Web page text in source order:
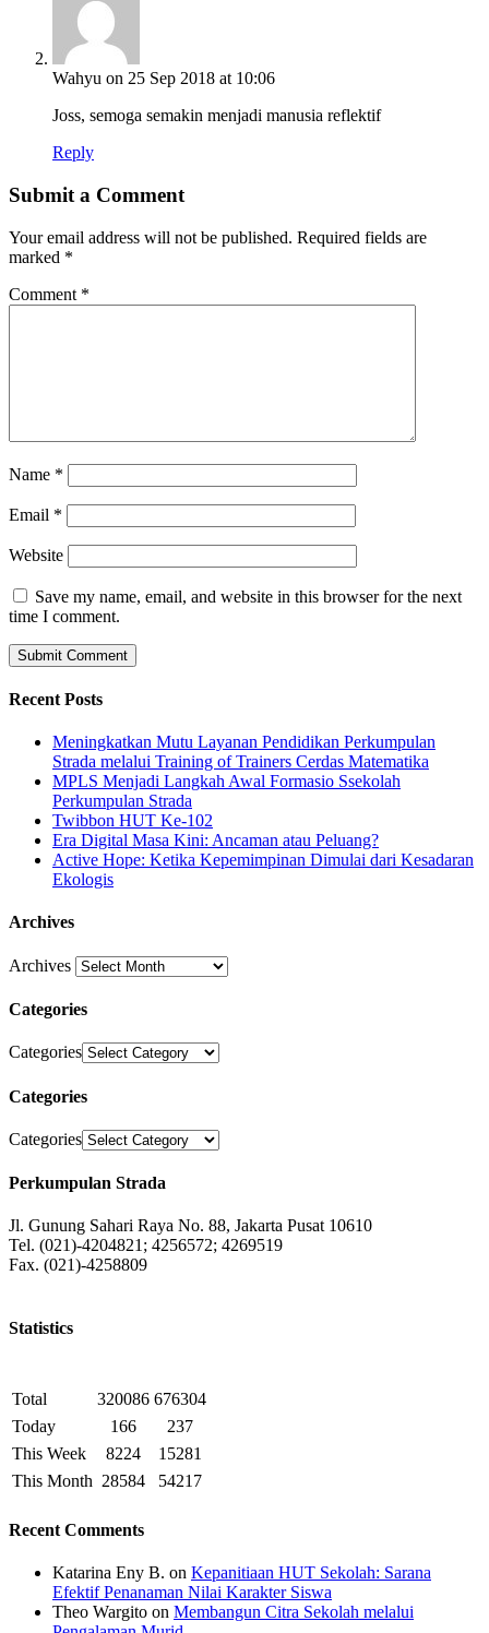
Wahyu on 25 Sep 2018 at 10:06
Joss, semoga semakin menjadi manusia reflektif
Reply
Submit a Comment
Your email address will not be published. Required fields are
marked *
Comment *
Name *
Email *
Website
Save my name, email, and website in this browser for the next
time I comment.
Recent Posts
Meningkatkan Mutu Layanan Pendidikan Perkumpulan
Strada melalui Training of Trainers Cerdas Matematika
MPLS Menjadi Langkah Awal Formasio Ssekolah
Perkumpulan Strada
Twibbon HUT Ke-102
Era Digital Masa Kini: Ancaman atau Peluang?
Active Hope: Ketika Kepemimpinan Dimulai dari Kesadaran
Ekologis
Archives
Archives
Categories
Categories
Categories
Categories
Perkumpulan Strada
Jl. Gunung Sahari Raya No. 88, Jakarta Pusat 10610
Tel. (021)-4204821; 4256572; 4269519
Fax. (021)-4258809
Statistics
Total 320086 676304
Today
166
237
This Week
8224
15281
This Month 28584 54217
Recent Comments
Katarina Eny B. on Kepanitiaan HUT Sekolah: Sarana
Efektif Penanaman Nilai Karakter Siswa
Theo Wargito on Membangun Citra Sekolah melalui